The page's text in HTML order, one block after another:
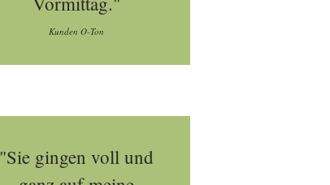
Kunden O-Ton
"Sie gingen voll und